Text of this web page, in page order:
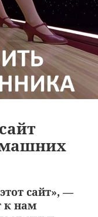
сайт», —
к нам